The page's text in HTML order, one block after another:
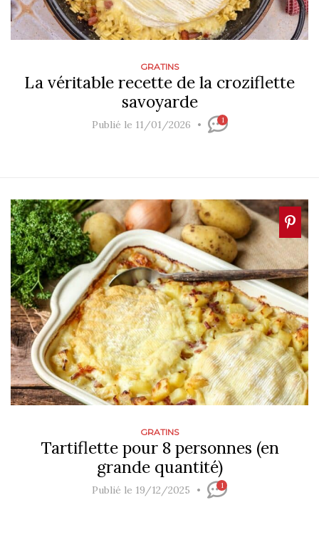
GRATINS
La véritable recette de la croziflette
savoyarde
Publié le 11/01/2026 1
GRATINS
Tartiflette pour 8 personnes (en
grande quantité)
Publié le 19/12/2025 1